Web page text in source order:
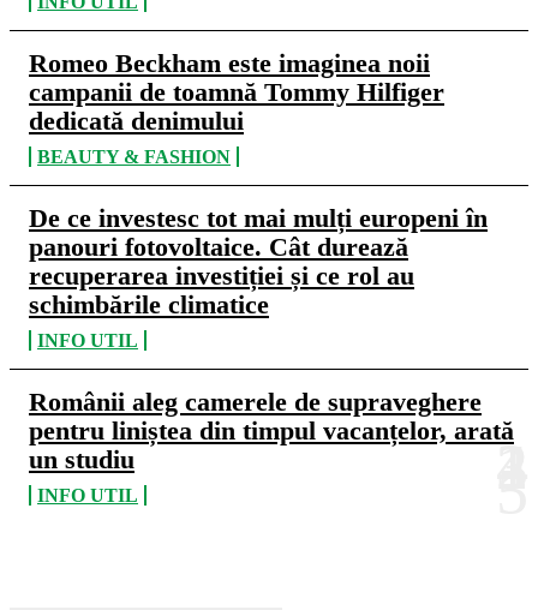
Romeo Beckham este imaginea noii
campanii de toamnă Tommy Hilfiger
dedicată denimului
BEAUTY & FASHION
De ce investesc tot mai mulți europeni în
panouri fotovoltaice. Cât durează
recuperarea investiției și ce rol au
schimbările climatice
INFO UTIL
Românii aleg camerele de supraveghere
pentru liniștea din timpul vacanțelor, arată
un studiu
INFO UTIL